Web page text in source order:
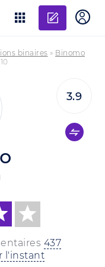
binaires » Binomo
437
l'instant
3.9